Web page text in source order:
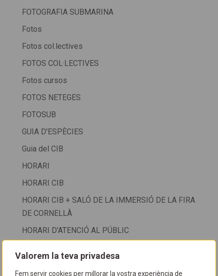
Valorem la teva privadesa
Fem servir cookies per millorar la vostra experiència de
FOTOGRAFIA SUBMARINA
Fotos
Fotos col.lectives
FOTOS COL·LECTIVES
Fotos cursos
FOTOS NETEGES
FOTOSUB
GUIA D'ESPÈCIES
Guia del CIB
HORARI
HORARI CIB
HORARI CIB + SALÓ DE LA IMMERSIÓ DE LA FIRA
DE CORNELLÀ
HORARI D'ATENCIÓ AL PÚBLIC